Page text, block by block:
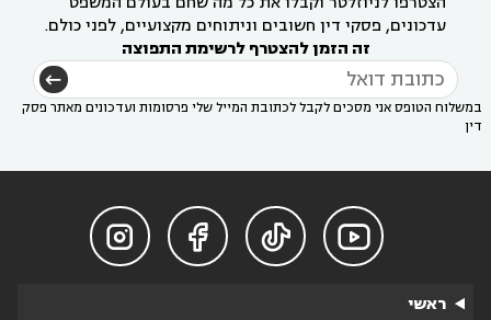
עדכונים, פסקי דין חשובים וניתוחים מקצועיים, לפני כולם.
זה הזמן להצטרף לרשימת התפוצה
במשלוח הטופס אני מסכים לקבל לכתובת המייל שלי פרסומות ועדכונים מאתר פסק
דין




ראשי